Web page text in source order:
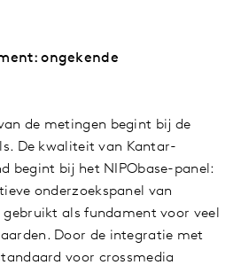
ongekende
de metingen begint bij de
De kwaliteit van Kantar-
begint bij het NIPObase-panel:
onderzoekspanel van
als fundament voor veel
Door de integratie met
voor crossmedia